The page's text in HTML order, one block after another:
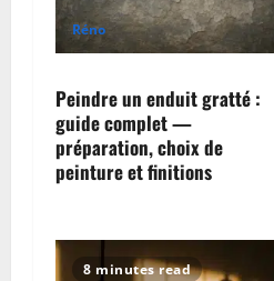
Réno
Peindre un enduit gratté :
guide complet —
préparation, choix de
peinture et finitions
8 minutes read